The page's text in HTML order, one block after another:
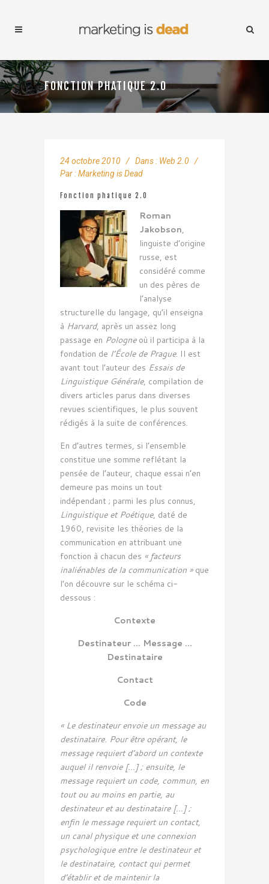
FONCTION PHATIQUE 2.0
24 octobre 2010 Dans : Web 2.0
Par :Marketing is Dead
Fonction phatique 2.0
Roman
Jakobson,
linguiste d’origine
russe, est
considéré comme
un des pères de
l’analyse
structurelle du langage, qu’il enseigna
à Harvard, après un assez long
passage en Pologneoù il participa à la
fondation de l’École de Prague. Il est
avant tout l’auteur des Essais de
Linguistique Générale, compilation de
divers articles parus dans diverses
revues scientifiques, le plus souvent
rédigés à la suite de conférences.
En d’autres termes, si l’ensemble
constitue une somme reflétant la
pensée de l’auteur, chaque essai n’en
demeure pas moins un tout
indépendant ; parmi les plus connus,
Linguistique et Poétique, daté de
1960, revisite les théories de la
communication en attribuant une
fonction à chacun des « facteurs
inaliénables de la communication »que
l’on découvre sur le schéma ci-
dessous :
Contexte
Destinateur … Message …
Destinataire
Contact
Code
« Le destinateur envoie un message au
destinataire. Pour être opérant, le
message requiert d’abord un contexte
auquel il renvoie […] ; ensuite, le
message requiert un code, commun, en
tout ou au moins en partie, au
destinateur et au destinataire […] ;
enfin le message requiert un contact,
un canal physique et une connexion
psychologique entre le destinateur et
le destinataire, contact qui permet
d’établir et de maintenir la